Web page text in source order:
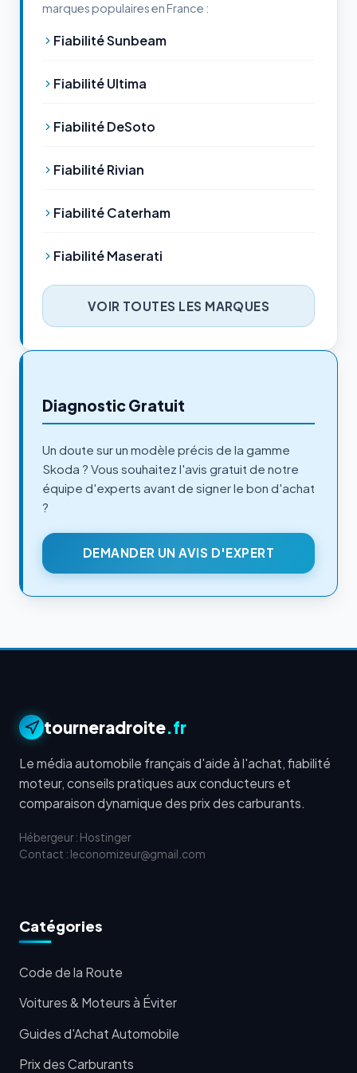
marques populaires en France :
Fiabilité Sunbeam
Fiabilité Ultima
Fiabilité DeSoto
Fiabilité Rivian
Fiabilité Caterham
Fiabilité Maserati
VOIR TOUTES LES MARQUES
Diagnostic Gratuit
Un doute sur un modèle précis de la gamme
Skoda ? Vous souhaitez l'avis gratuit de notre
équipe d'experts avant de signer le bon d'achat
?
DEMANDER UN AVIS D'EXPERT
tourneradroite.fr
Le média automobile français d'aide à l'achat, fiabilité
moteur, conseils pratiques aux conducteurs et
comparaison dynamique des prix des carburants.
Hébergeur : Hostinger
Contact : leconomizeur@gmail.com
Catégories
Code de la Route
Voitures & Moteurs à Éviter
Guides d'Achat Automobile
Prix des Carburants